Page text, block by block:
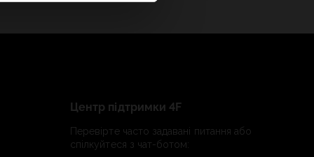
Центр підтримки 4F
Перевірте часто задавані питання або
спілкуйтеся з чат-ботом: